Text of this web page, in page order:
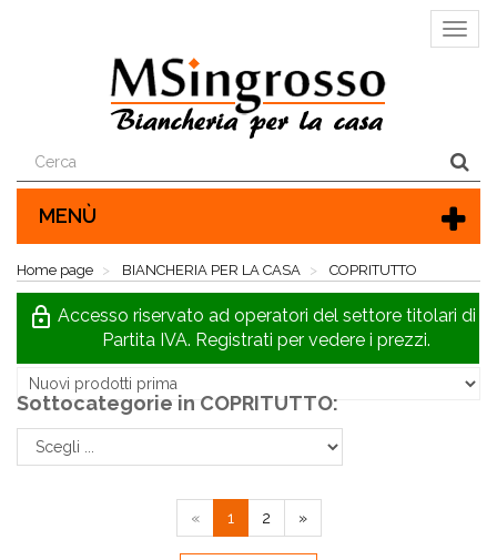
la
lock_outline Accesso riservato ad operatori del settore titolari di
Partita IVA. Registrati per vedere i prezzi.
MENÙ
Home page BIANCHERIA PER LA CASA COPRITUTTO
COPRITUTTO
Sottocategorie in COPRITUTTO:
« 1 2 »